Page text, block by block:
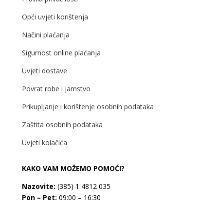
Opći uvjeti korištenja
Načini plaćanja
Sigurnost online plaćanja
Uvjeti dostave
Povrat robe i jamstvo
Prikupljanje i korištenje osobnih podataka
Zaštita osobnih podataka
Uvjeti kolačića
KAKO VAM MOŽEMO POMOĆI?
Nazovite: (385) 1 4812 035
Pon – Pet: 09:00 – 16:30